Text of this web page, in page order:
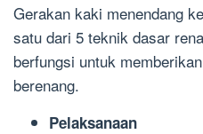
Gerakan kaki menendang
satu dari 5 teknik dasar
berfungsi untuk
berenang.
Pelaksanaan